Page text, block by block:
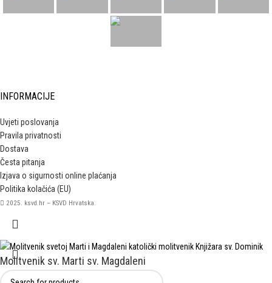
INFORMACIJE
Uvjeti poslovanja
Pravila privatnosti
Dostava
Česta pitanja
Izjava o sigurnosti online plaćanja
Politika kolačića (EU)
2025. ksvd.hr – KSVD Hrvatska.
Molitvenik sv. Marti sv. Magdaleni